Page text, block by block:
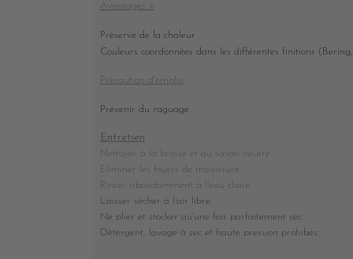
Avantages +
Préserve de la chaleur
Couleurs coordonnées dans les différentes finitions
Précaution d'emploi
Prévenir du raguage
Entretien
Nettoyer à la brosse et au savon neutre.
Eliminer les foyers de moisissure.
Rincer abondamment à l'eau claire.
Laisser sécher à l'air libre.
Ne plier et stocker qu'une fois parfaitement sec
Détergent, lavage à sec et haute pression prohibés